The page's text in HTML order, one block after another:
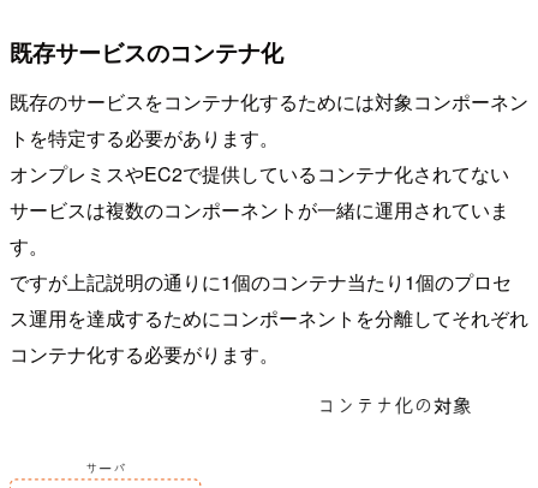
既存サービスのコンテナ化
既存のサービスをコンテナ化するためには対象コンポーネン
トを特定する必要があります。
オンプレミスやEC2で提供しているコンテナ化されてない
サービスは複数のコンポーネントが一緒に運用されていま
す。
ですが上記説明の通りに1個のコンテナ当たり1個のプロセ
ス運用を達成するためにコンポーネントを分離してそれぞれ
コンテナ化する必要がります。